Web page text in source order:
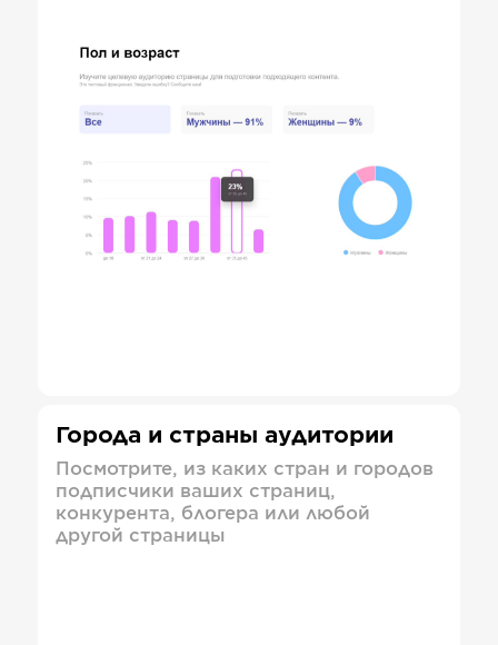
Города и страны аудитории
Посмотрите, из каких стран и городов
подписчики ваших страниц,
конкурента, блогера или любой
другой страницы